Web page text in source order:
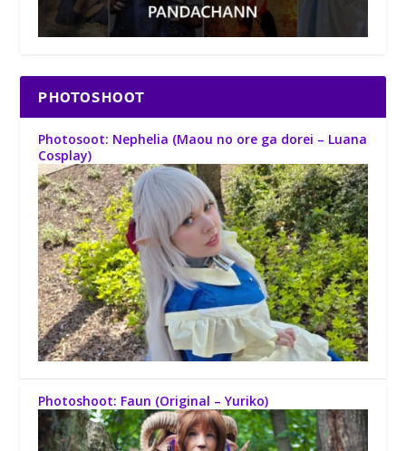
PHOTOSHOOT
Photosoot: Nephelia (Maou no ore ga dorei – Luana
Cosplay)
Photoshoot: Faun (Original – Yuriko)